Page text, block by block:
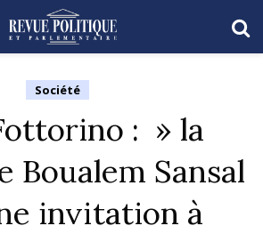
Société
: » la
Boualem Sansal
invitation à